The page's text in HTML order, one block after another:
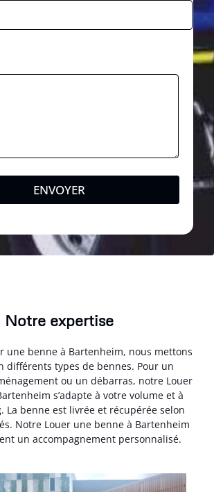
ENVOYER
Notre expertise
une benne à Bartenheim, nous mettons
différents types de bennes. Pour un
ou un débarras, notre Louer
s’adapte à votre volume et à
La benne est livrée et récupérée selon
Notre Louer une benne à Bartenheim
un accompagnement personnalisé.